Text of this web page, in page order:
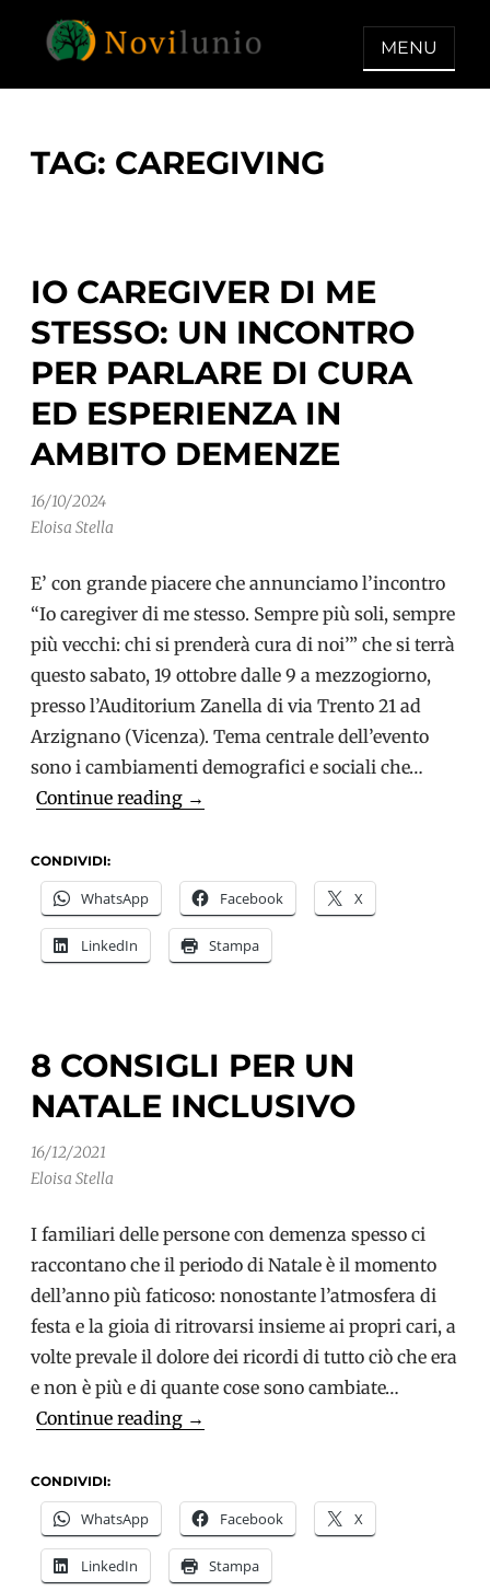
NOVILUNIO
Un aiuto con concreto dopo la
MENU
TAG: CAREGIVING
IO CAREGIVER DI ME
STESSO: UN INCONTRO
PER PARLARE DI CURA
ED ESPERIENZA IN
AMBITO DEMENZE
16/10/2024
Eloisa Stella
E’ con grande piacere che annunciamo l’incontro
“Io caregiver di me stesso. Sempre più soli, sempre
più vecchi: chi si prenderà cura di noi’” che si terrà
questo sabato, 19 ottobre dalle 9 a mezzogiorno,
presso l’Auditorium Zanella di via Trento 21 ad
Arzignano (Vicenza). Tema centrale dell’evento
sono i cambiamenti demografici e sociali che…
Continue reading Io
me
stesso:
un
di
cura
demenze
→
CONDIVIDI:
WhatsApp Facebook X
LinkedIn Stampa
8 CONSIGLI PER UN
NATALE INCLUSIVO
16/12/2021
Eloisa Stella
I familiari delle persone con demenza spesso ci
raccontano che il periodo di Natale è il momento
dell’anno più faticoso: nonostante l’atmosfera di
festa e la gioia di ritrovarsi insieme ai propri cari, a
volte prevale il dolore dei ricordi di tutto ciò che era
e non è più e di quante cose sono cambiate…
Continue reading 8
un
Natale
inclusivo
→
CONDIVIDI:
WhatsApp Facebook X
LinkedIn Stampa